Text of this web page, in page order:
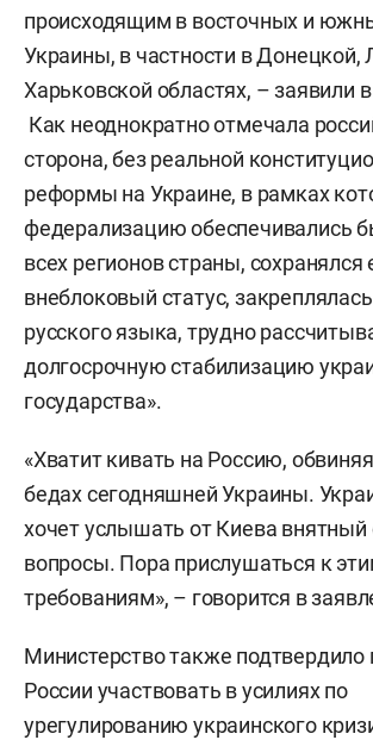
происходящим в восточных и
Украины, в частности в Донецкой,
Харьковской областях, –
Как неоднократно отмечала
сторона, без реальной
реформы на Украине, в рамках
федерализацию обеспечивались
всех регионов страны, сохранялся
внеблоковый статус,
русского языка, трудно
долгосрочную стабилизацию
государства».
«Хватит кивать на Россию,
бедах сегодняшней Украины.
хочет услышать от Киева внятный
вопросы. Пора прислушаться к
требованиям», – говорится в
Министерство также подтвердило
России участвовать в усилиях по
урегулированию украинского